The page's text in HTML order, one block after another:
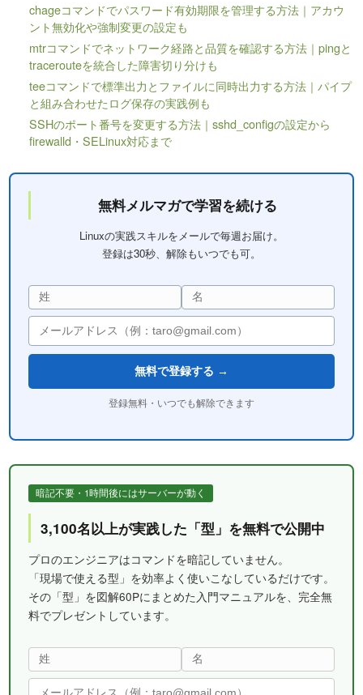
chageコマンドでパスワード有効期限を管理する方法｜アカウ
ント無効化や強制変更の設定も
mtrコマンドでネットワーク経路と品質を確認する方法｜pingと
tracerouteを統合した障害切り分けも
teeコマンドで標準出力とファイルに同時出力する方法｜パイプ
と組み合わせたログ保存の実践例も
SSHのポート番号を変更する方法｜sshd_configの設定から
firewalld・SELinux対応まで
無料メルマガで学習を続ける
Linuxの実践スキルをメールで毎週お届け。
登録は30秒、解除もいつでも可。
無料で登録する →
登録無料・いつでも解除できます
暗記不要・1時間後にはサーバーが動く
3,100名以上が実践した「型」を無料で公開中
プロのエンジニアはコマンドを暗記していません。
「現場で使える型」を効率よく使いこなしているだけです。
その「型」を図解60Pにまとめた入門マニュアルを、完全無
料でプレゼントしています。